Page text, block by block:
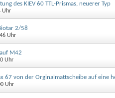
des KIEV 60 TTL-Prismas, neuerer Typ
Uhr
2/58
Uhr
M42
Uhr
67 von der Orginalmattscheibe auf eine
Uhr